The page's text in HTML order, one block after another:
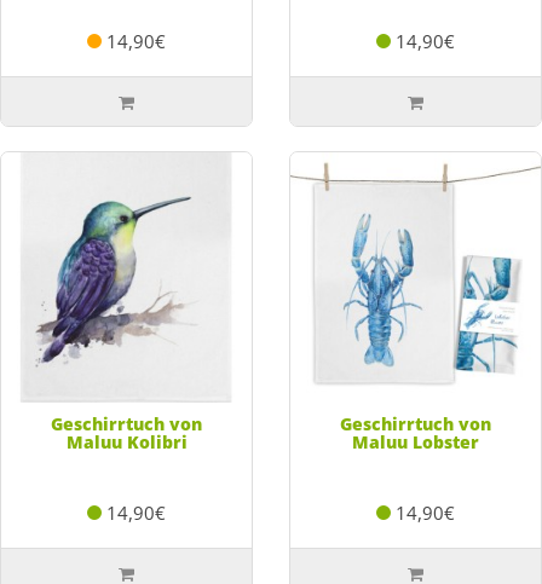
14,90€ 14,90€
Geschirrtuch von
Maluu Kolibri
14,90€
Geschirrtuch von
Maluu Lobster
14,90€